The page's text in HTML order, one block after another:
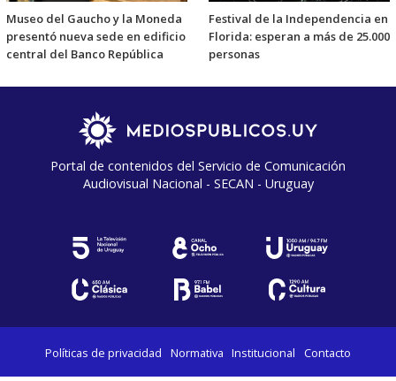
Museo del Gaucho y la Moneda
presentó nueva sede en edificio
central del Banco República
Festival de la Independencia en
Florida: esperan a más de 25.000
personas
Portal de contenidos del Servicio de Comunicación
Audiovisual Nacional - SECAN - Uruguay
Políticas de privacidad Normativa Institucional Contacto